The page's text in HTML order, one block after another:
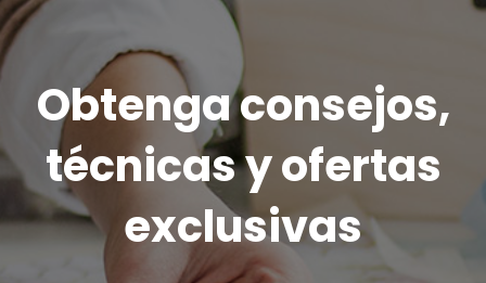
Obtenga consejos,
técnicas y ofertas
exclusivas